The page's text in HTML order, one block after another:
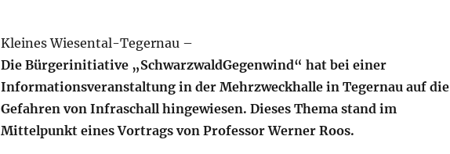
Kleines Wiesental-Tegernau –
Die Bürgerinitiative „SchwarzwaldGegenwind“ hat bei einer
Informationsveranstaltung in der Mehrzweckhalle in Tegernau auf die
Gefahren von Infraschall hingewiesen. Dieses Thema stand im
Mittelpunkt eines Vortrags von Professor Werner Roos.